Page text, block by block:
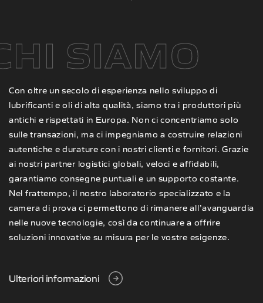
SIAMO
Con oltre un secolo di esperienza nello sviluppo di
lubrificanti e oli di alta qualità, siamo tra i produttori più
antichi e rispettati in Europa. Non ci concentriamo solo
sulle transazioni, ma ci impegniamo a costruire relazioni
autentiche e durature con i nostri clienti e fornitori. Grazie
ai nostri partner logistici globali, veloci e affidabili,
garantiamo consegne puntuali e un supporto costante.
Nel frattempo, il nostro laboratorio specializzato e la
camera di prova ci permettono di rimanere all’avanguardia
nelle nuove tecnologie, così da continuare a offrire
soluzioni innovative su misura per le vostre esigenze.
Ulteriori informazioni